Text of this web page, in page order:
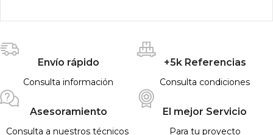
Envío rápido
Consulta información
+5k Referencias
Consulta condiciones
Asesoramiento
Consulta a nuestros técnicos
El mejor Servicio
Para tu proyecto